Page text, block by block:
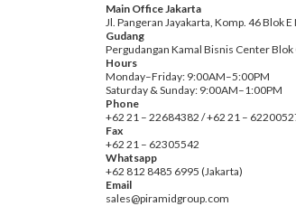
Main Office Jakarta
Jl. Pangeran Jayakarta, Komp. 46 Blok E
Gudang
Pergudangan Kamal Bisnis Center Blok
Hours
Monday–Friday: 9:00AM–5:00PM
Saturday & Sunday: 9:00AM–1:00PM
Phone
+62 21 – 22684382 / +62 21 –
Fax
+62 21 – 62305542
Whatsapp
+62 812 8485 6995 (Jakarta)
Email
sales@piramidgroup.com